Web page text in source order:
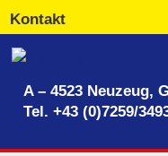
Kontakt
A – 4523 Neuzeug,
Tel.+43 (0)7259/